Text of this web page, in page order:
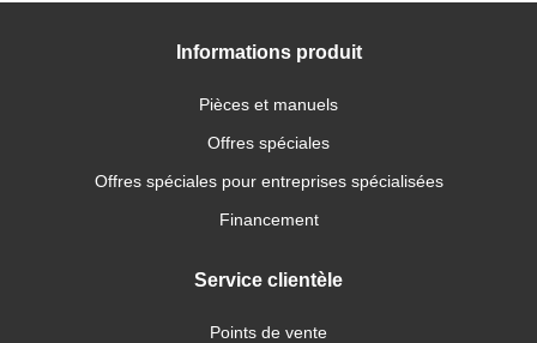
Informations produit
Pièces et manuels
Offres spéciales
Offres spéciales pour entreprises spécialisées
Financement
Service clientèle
Points de vente